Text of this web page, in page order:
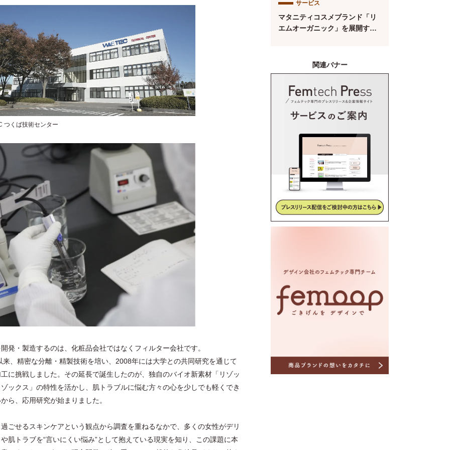
つくば技術センター
発・製造するのは、化粧品会社ではなくフィルター会社です。
、精密な分離・精製技術を培い、2008年には⼤学との共同研究を通じて
に挑戦しました。その延⻑で誕⽣したのが、独⾃のバイオ新素材「リゾッ
ックス」の特性を活かし、肌トラブルに悩む⽅々の⼼を少しでも軽くでき
、応⽤研究が始まりました。
ごせるスキンケアという観点から調査を重ねるなかで、多くの⼥性がデリ
肌トラブを“⾔いにくい悩み”として抱えている現実を知り、この課題に本
ト【第134回】
サービス
マタニティコスメブランド「リ
エムオーガニック」を展開する
関連バナー